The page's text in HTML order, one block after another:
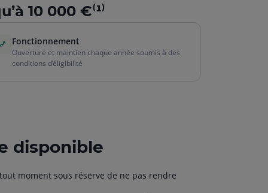
10 000 €⁽¹⁾
Fonctionnement
Ouverture et maintien chaque année soumis à des
conditions d’éligibilité
disponible
moment sous réserve de ne pas rendre